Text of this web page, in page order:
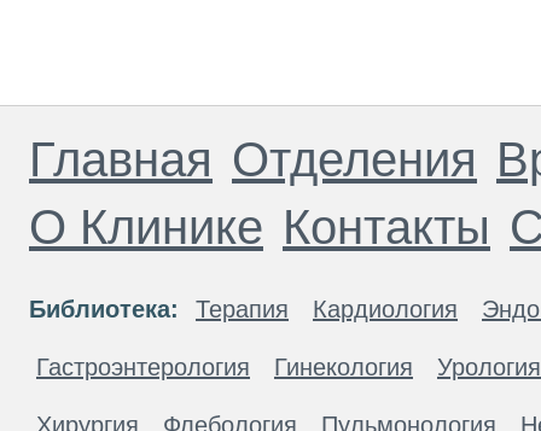
Главная Отделения
О Клинике Контакты
Библиотека: Терапия Кардиология
Гастроэнтерология Гинекология Урология
Хирургия Флебология Пульмонология